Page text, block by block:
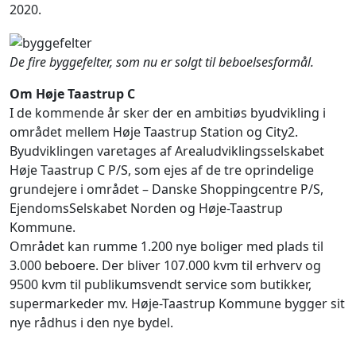
2020.
De fire byggefelter, som nu er solgt til beboelsesformål.
Om Høje Taastrup C
I de kommende år sker der en ambitiøs byudvikling i
området mellem Høje Taastrup Station og City2.
Byudviklingen varetages af Arealudviklingsselskabet
Høje Taastrup C P/S, som ejes af de tre oprindelige
grundejere i området – Danske Shoppingcentre P/S,
EjendomsSelskabet Norden og Høje-Taastrup
Kommune.
Området kan rumme 1.200 nye boliger med plads til
3.000 beboere. Der bliver 107.000 kvm til erhverv og
9500 kvm til publikumsvendt service som butikker,
supermarkeder mv. Høje-Taastrup Kommune bygger sit
nye rådhus i den nye bydel.